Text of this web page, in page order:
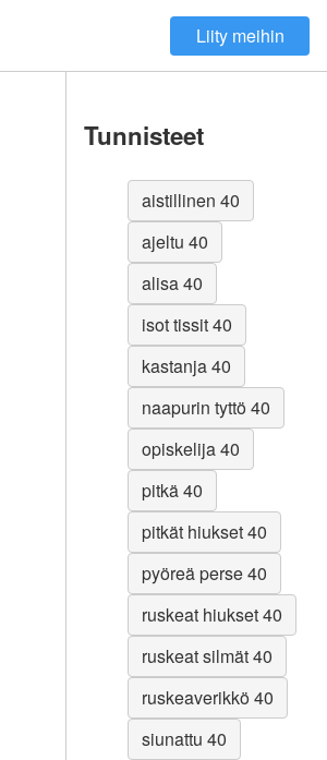
Liity meihin
Tunnisteet
aistillinen 40
ajeltu 40
alisa 40
isot tissit 40
kastanja 40
naapurin tyttö 40
opiskelija 40
pitkä 40
pitkät hiukset 40
pyöreä perse 40
ruskeat hiukset 40
ruskeat silmät 40
ruskeaverikkö 40
siunattu 40